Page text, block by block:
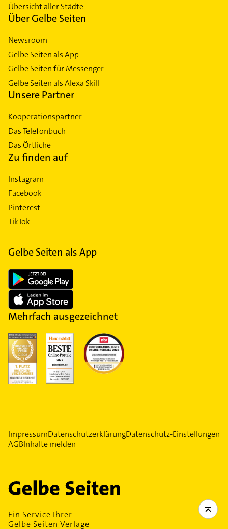
Übersicht aller Städte
Über Gelbe Seiten
Newsroom
Gelbe Seiten als App
Gelbe Seiten für Messenger
Gelbe Seiten als Alexa Skill
Unsere Partner
Kooperationspartner
Das Telefonbuch
Das Örtliche
Zu finden auf
Instagram
Facebook
Pinterest
TikTok
Gelbe Seiten als App
Mehrfach ausgezeichnet
ImpressumDatenschutzerklärungDatenschutz-Einstellungen
AGBInhalte melden
Ein Service Ihrer
Gelbe Seiten Verlage